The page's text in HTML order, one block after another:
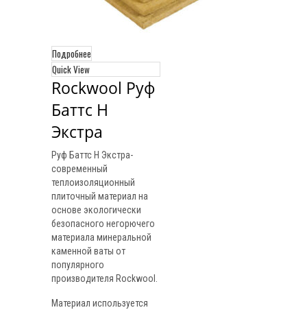
Подробнее
Quick View
Rockwool Руф
Баттс Н
Экстра
Руф Баттс Н Экстра-
современный
теплоизоляционный
плиточный материал на
основе экологически
безопасного негорючего
материала минеральной
каменной ваты от
популярного
производителя Rockwool.
Материал используется